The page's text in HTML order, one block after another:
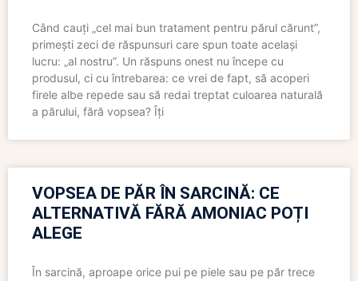
Când cauți „cel mai bun tratament pentru părul cărunt”,
primești zeci de răspunsuri care spun toate același
lucru: „al nostru”. Un răspuns onest nu începe cu
produsul, ci cu întrebarea: ce vrei de fapt, să acoperi
firele albe repede sau să redai treptat culoarea naturală
a părului, fără vopsea? Îți
VOPSEA DE PĂR ÎN SARCINĂ: CE
ALTERNATIVĂ FĂRĂ AMONIAC POȚI
ALEGE
În sarcină, aproape orice pui pe piele sau pe păr trece